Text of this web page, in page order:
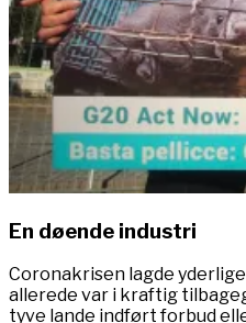
En døende industri
Coronakrisen lagde
allerede var i kraftig
tyve lande indført forbud